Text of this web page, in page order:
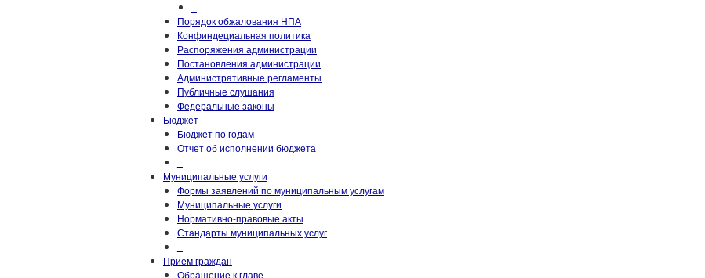
Порядок обжалования НПА
Конфиндециальная политика
Распоряжения администрации
Постановления администрации
Административные регламенты
Публичные слушания
Федеральные законы
Бюджет
Бюджет по годам
Отчет об исполнении бюджета
Муниципальные услуги
Формы заявлений по муниципальным услугам
Муниципальные услуги
Нормативно-правовые акты
Стандарты муниципальных услуг
Прием граждан
Обращение к главе